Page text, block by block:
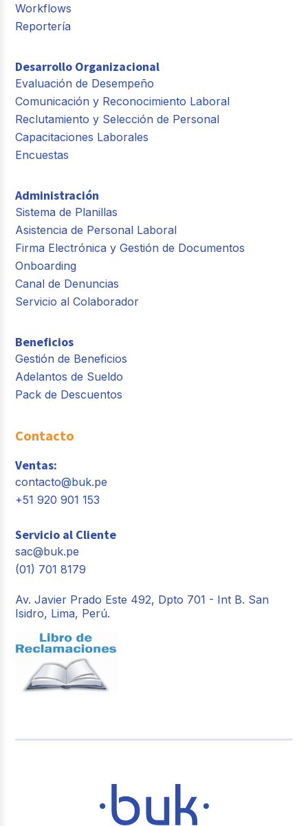
Workflows
Reportería
Desarrollo Organizacional
Evaluación de Desempeño
Comunicación y Reconocimiento Laboral
Reclutamiento y Selección de Personal
Capacitaciones Laborales
Encuestas
Administración
Sistema de Planillas
Asistencia de Personal Laboral
Firma Electrónica y Gestión de Documentos
Onboarding
Canal de Denuncias
Servicio al Colaborador
Beneficios
Gestión de Beneficios
Adelantos de Sueldo
Pack de Descuentos
Contacto
Ventas:
contacto@buk.pe
+51 920 901 153
Servicio al Cliente
sac@buk.pe
(01) 701 8179
Av. Javier Prado Este 492, Dpto 701 - Int B. San
Isidro, Lima, Perú.